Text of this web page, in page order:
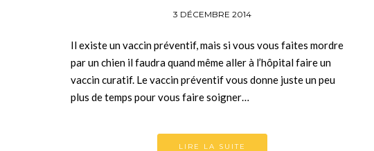
3 DÉCEMBRE 2014
Il existe un vaccin préventif, mais si vous vous faites mordre
par un chien il faudra quand même aller à l’hôpital faire un
vaccin curatif. Le vaccin préventif vous donne juste un peu
plus de temps pour vous faire soigner…
LIRE LA SUITE